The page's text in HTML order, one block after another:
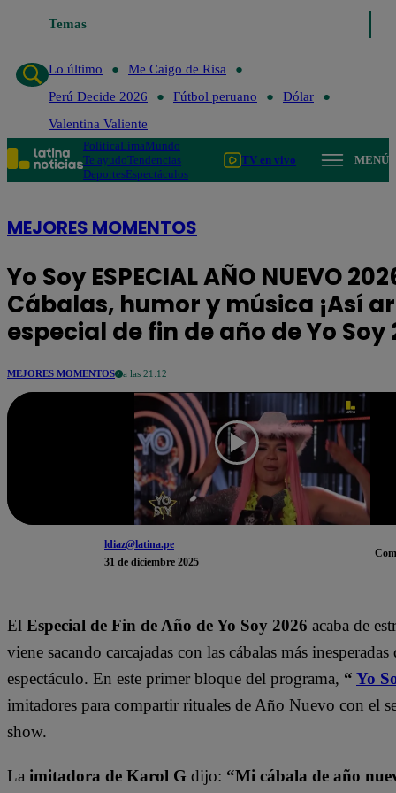
Temas
de Risa Perú Decide 2026
Lo último
Me Caigo de Risa
Perú Decide 2026
Fútbol peruano
Dólar
Valentina Valiente
PolíticaLimaMundo
Te ayudoTendencias
DeportesEspectáculos
TV en vivo MENÚ
MEJORES MOMENTOS
Yo Soy ESPECIAL AÑO NUEVO
Cábalas, humor y música ¡Así
especial de fin de año de Yo Soy
MEJORES MOMENTOS a las 21:12
ldiaz@latina.pe
31 de diciembre 2025
El Especial de Fin de Año de Yo Soy 2026 acaba de
viene sacando carcajadas con las cábalas más inesperadas
espectáculo. En este primer bloque del programa, “ Yo
imitadores para compartir rituales de Año Nuevo con el
show.
La imitadora de Karol G dijo: “Mi cábala de año